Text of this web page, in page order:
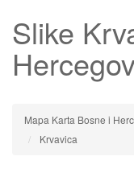
Slike
Mapa Karta Bosne i
Krvavica